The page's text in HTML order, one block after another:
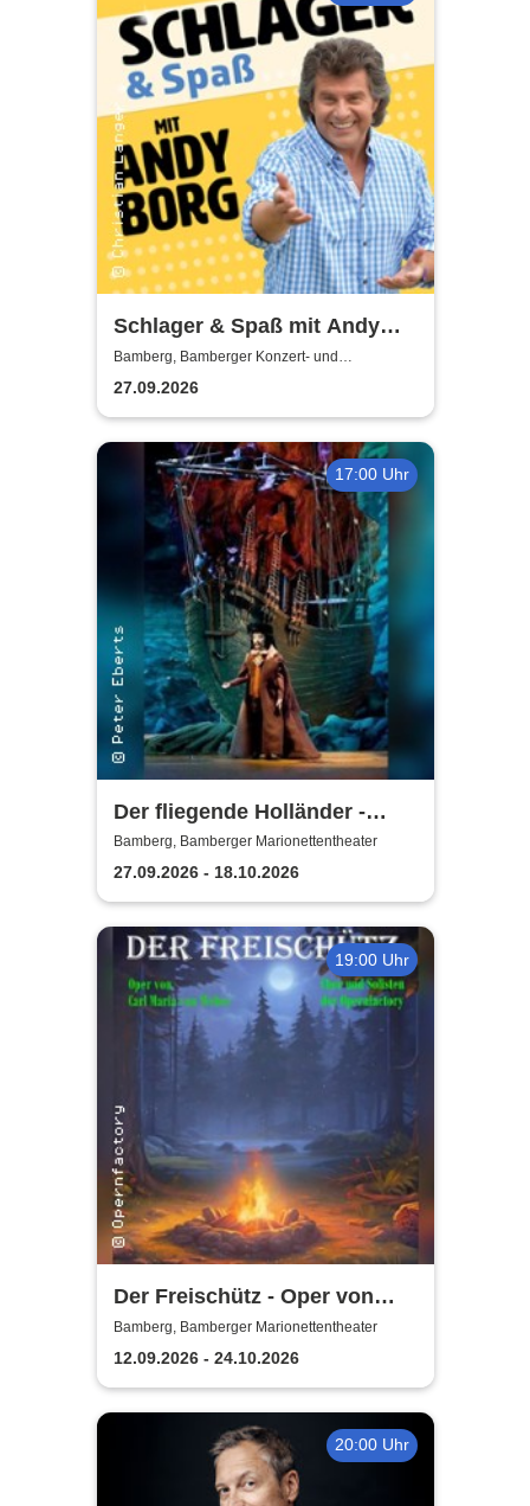
Schlager & Spaß mit Andy
Borg und Gästen
Bamberg, Bamberger Konzert- und
Kongresshalle
27.09.2026
17:00 Uhr
Der fliegende Holländer -
Bamberger
Marionettentheater
Bamberg, Bamberger Marionettentheater
27.09.2026 - 18.10.2026
19:00 Uhr
Der Freischütz - Oper von
Carl Maria von Weber
Bamberg, Bamberger Marionettentheater
12.09.2026 - 24.10.2026
20:00 Uhr